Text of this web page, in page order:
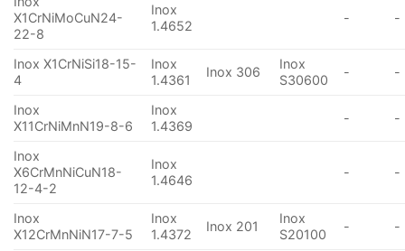
X1CrNiMoCuN24-
22-8
Inox
1.4652
- -
Inox X1CrNiSi18-15-
4
Inox
1.4361
Inox 306
Inox
S30600
- -
Inox
X11CrNiMnN19-8-6
Inox
1.4369
- -
Inox
X6CrMnNiCuN18-
12-4-2
Inox
1.4646
- -
Inox
X12CrMnNiN17-7-5
Inox
1.4372
Inox 201
Inox
S20100
- -